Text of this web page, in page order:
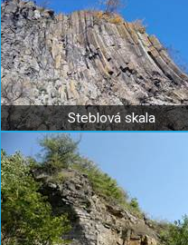
Steblová skala